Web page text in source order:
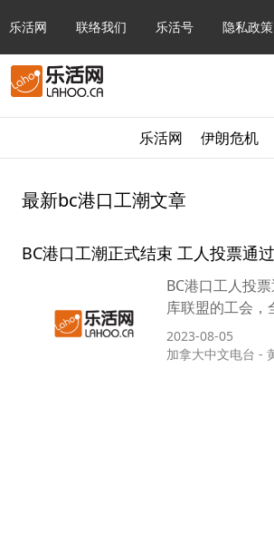
乐活网 联络我们 乐活号 隐私政策
乐活网 伊朗危机
最新bc港口工潮文章
BC港口工潮正式结束 工人投票通
BC港口工人投
库联盟的工会
2023-08-05
加拿大中文电台 -